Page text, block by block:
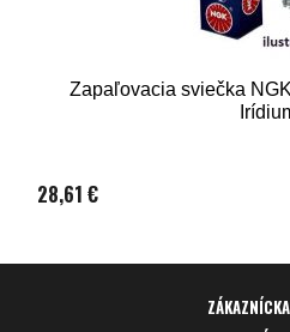
Zapaľovacia sviečka
28,61 €